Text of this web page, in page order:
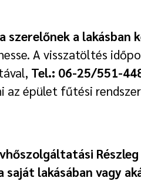
szerelőnek a lakásban
A visszatöltés
Tel.: 06-25/551-
épület fűtési
lakásában vagy